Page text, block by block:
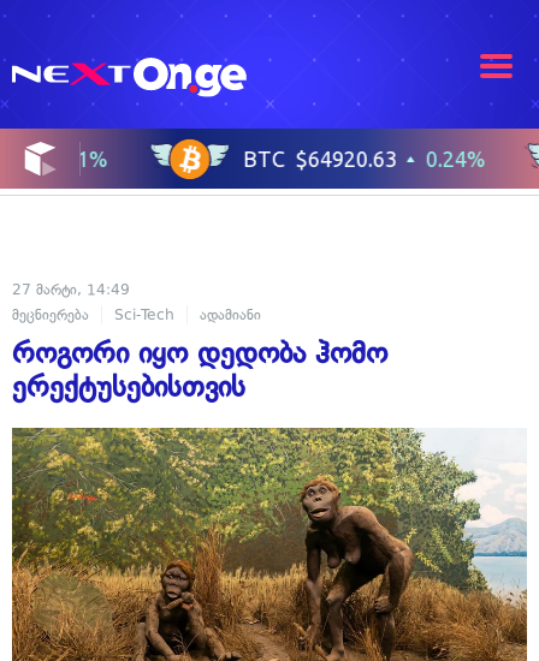
27 მარტი, 14:49
მეცნიერება
Sci-Tech ადამიანი
როგორი იყო დედობა ჰომო
ერექტუსებისთვის